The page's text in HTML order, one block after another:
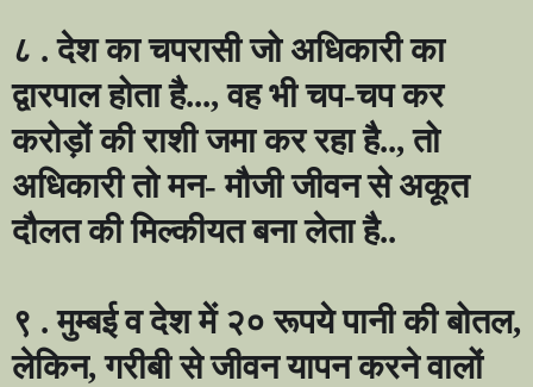
८ . देश का चपरासी जो अधिकारी का
द्वारपाल होता है...,वह भी चप-चप कर
करोड़ों की राशी जमा कर रहा है..,तो
अधिकारी तो मन- मौजी जीवन से अकूत
दौलत की मिल्कीयत बना लेता है..
९ . मुम्बई व देश में २० रूपये पानी की बोतल,
लेकिन,गरीबी से जीवन यापन करने वालों